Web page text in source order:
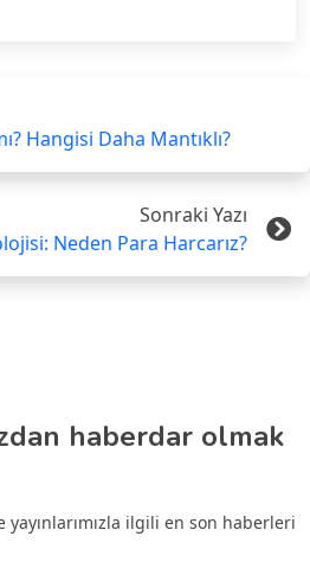
Hangisi Daha Mantıklı?
Sonraki Yazı
Neden Para Harcarız?
haberdar olmak
ilgili en son haberleri